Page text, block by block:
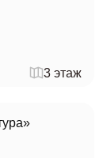
3 этаж